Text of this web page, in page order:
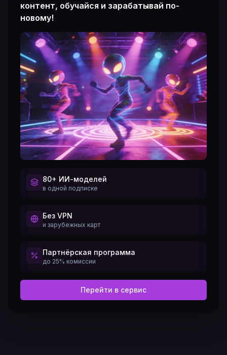
контент, обучайся и зарабатывай по-
новому!
80+ ИИ-моделей
в одной подписке
Без VPN
и зарубежных карт
Партнёрская программа
до 25% комиссии
Перейти в сервис